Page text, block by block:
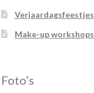
Verjaardagsfeestjes
Make-up workshops
Foto’s